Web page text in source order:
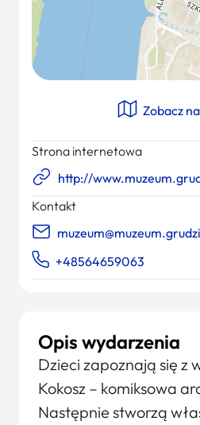
Opis wydarzenia
Dzieci zapoznają się z
Kokosz – komiksowa
Następnie stworzą
Zobacz
Strona internetowa
http://
Kontakt
+48564659063